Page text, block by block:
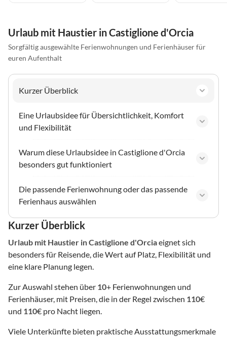
Urlaub mit Haustier in Castiglione d'Orcia
Sorgfältig ausgewählte Ferienwohnungen und Ferienhäuser für
euren Aufenthalt
Kurzer Überblick
Eine Urlaubsidee für Übersichtlichkeit, Komfort
und Flexibilität
Warum diese Urlaubsidee in Castiglione d'Orcia
besonders gut funktioniert
Die passende Ferienwohnung oder das passende
Ferienhaus auswählen
Kurzer Überblick
Urlaub mit Haustier in Castiglione d'Orciaeignet sich
besonders für Reisende, die Wert auf Platz, Flexibilität und
eine klare Planung legen.
Zur Auswahl stehen über 10+ Ferienwohnungen und
Ferienhäuser, mit Preisen, die in der Regel zwischen 110€
und 110€ pro Nacht liegen.
Viele Unterkünfte bieten praktische Ausstattungsmerkmale